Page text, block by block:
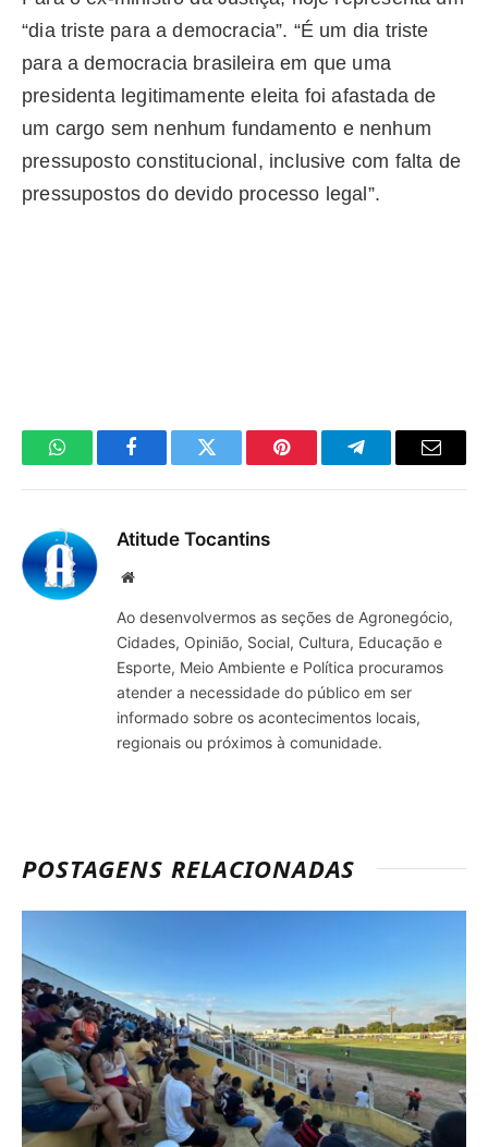
“dia triste para a democracia”. “É um dia triste
para a democracia brasileira em que uma
presidenta legitimamente eleita foi afastada de
um cargo sem nenhum fundamento e nenhum
pressuposto constitucional, inclusive com falta de
pressupostos do devido processo legal”.
WhatsAppFacebookTwitter Pinterest TelegramaE-
Atitude Tocantins
Site
Ao desenvolvermos as seções de Agronegócio,
Cidades, Opinião, Social, Cultura, Educação e
Esporte, Meio Ambiente e Política procuramos
atender a necessidade do público em ser
informado sobre os acontecimentos locais,
regionais ou próximos à comunidade.
POSTAGENS RELACIONADAS